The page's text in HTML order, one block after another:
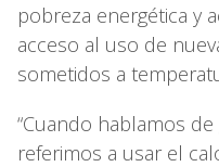
pobreza energética y
acceso al uso de
sometidos a
“Cuando hablamos
referimos a usar el